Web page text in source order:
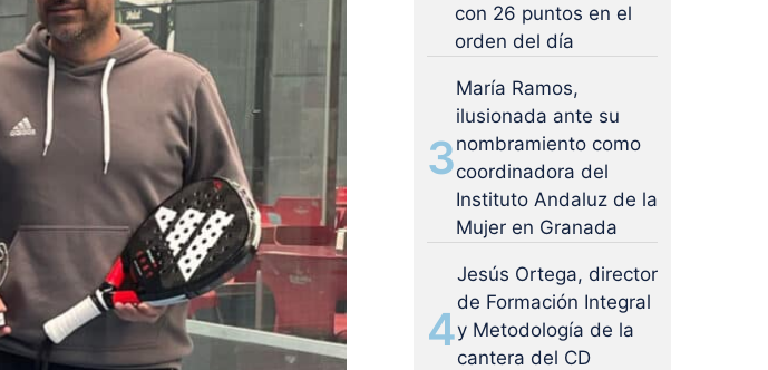
con 26 puntos en el
orden del día
3
María Ramos,
ilusionada ante su
nombramiento como
coordinadora del
Instituto Andaluz de la
Mujer en Granada
4
Jesús Ortega, director
de Formación Integral
y Metodología de la
cantera del CD